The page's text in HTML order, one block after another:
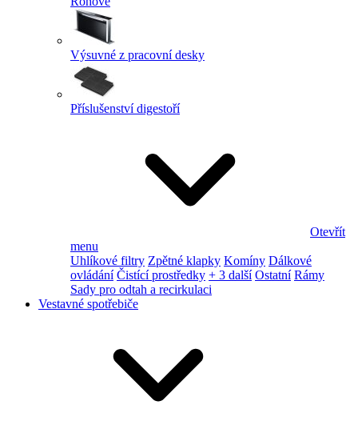
Výsuvné z pracovní desky
Příslušenství digestoří
Otevřít
menu
Uhlíkové filtry Zpětné klapky Komíny Dálkové
ovládání Čistící prostředky + 3 další Ostatní Rámy
Sady pro odtah a recirkulaci
Vestavné spotřebiče